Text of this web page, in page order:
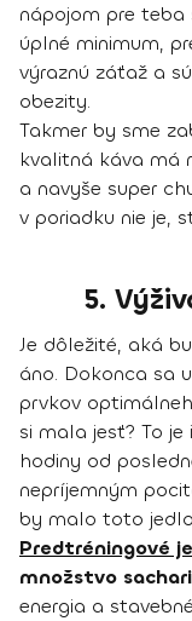
nápojom pre teba
úplné minimum,
výraznú záťaž a
obezity.
Takmer by sme
kvalitná káva má
a navyše super
v poriadku nie je,
5.
Je dôležité, aká
áno. Dokonca sa
prvkov
si mala jesť? To
hodiny od
nepríjemným
by malo toto
Predtréningové
množstvo
energia a